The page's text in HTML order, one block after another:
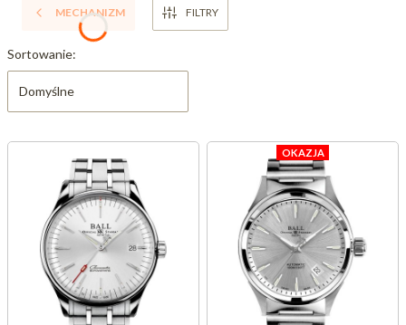
MECHANIZM FILTRY
Lista produktów
Sortowanie:
Domyślne
OKAZJA